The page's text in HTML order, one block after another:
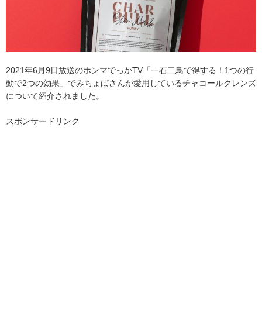
2021年6月9日放送のホンマでっかTV「一石二鳥で得する！1つの行
動で2つの効果」でみちょぱさんが愛用しているチャコールクレンズ
について紹介されました。
スポンサードリンク